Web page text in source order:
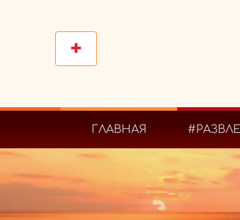
ГЛАВНАЯ